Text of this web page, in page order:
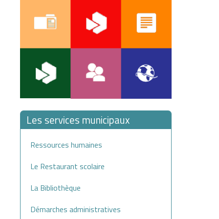
Les services municipaux
Ressources humaines
Le Restaurant scolaire
La Bibliothèque
Démarches administratives